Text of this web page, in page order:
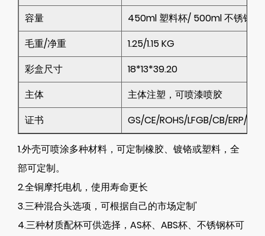
容量
450ml 塑料杯/ 500ml 不锈钢杯
毛重/净重
1.25/1.15 KG
彩盒尺寸
18*13*39.20
主体
主体注塑，可喷漆喷胶
证书
GS/CE/ROHS/LFGB/CB/ERP/
1.外壳可喷涂多种材料，可定制橡胶、镀铬或塑料，全
部可定制。
2.全铜摩托电机，使用寿命更长
3.三种混合头选项，可根据自己的市场定制'
4.三种材质配杯可供选择，AS杯、ABS杯、不锈钢杯可